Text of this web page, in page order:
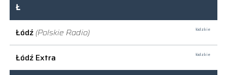
Ł
Łódź (Polskie Radio) łódzkie
Łódź Extra łódzkie